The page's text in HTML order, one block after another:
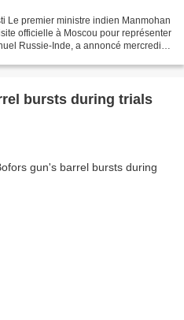
Le premier ministre indien Manmohan
officielle à Moscou pour représenter
Russie-Inde, a annoncé mercredi la
bursts during trials